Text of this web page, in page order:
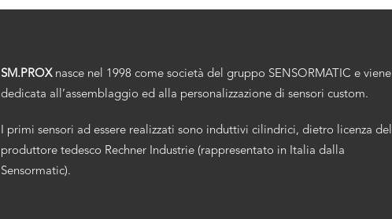
SM.PROXnasce nel 1998 come società del gruppo SENSORMATIC e viene
dedicata all’assemblaggio ed alla personalizzazione di sensori custom.
I primi sensori ad essere realizzati sono induttivi cilindrici, dietro licenza del
produttore tedesco Rechner Industrie (rappresentato in Italia dalla
Sensormatic).